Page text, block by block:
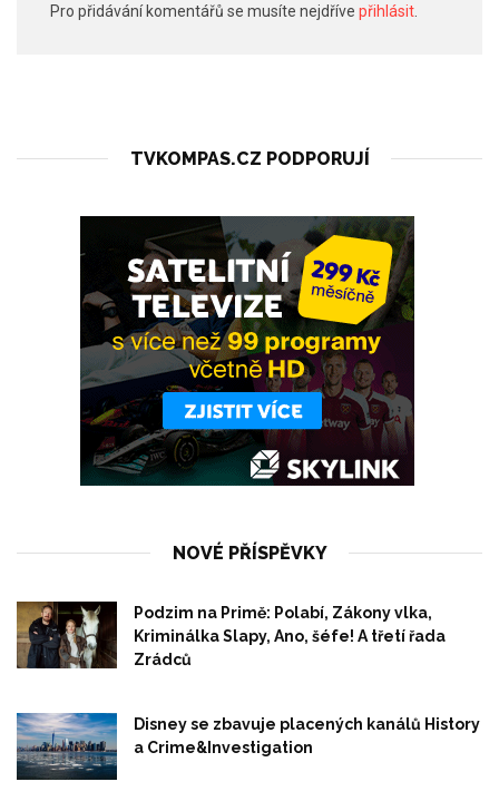
Pro přidávání komentářů se musíte nejdříve přihlásit
TVKOMPAS.CZ PODPORUJÍ
NOVÉ PŘÍSPĚVKY
Podzim na Primě: Polabí, Zákony vlka,
Kriminálka Slapy, Ano, šéfe! A třetí řada
Zrádců
Disney se zbavuje placených kanálů History
a Crime&Investigation